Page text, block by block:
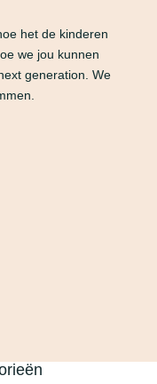
het de kinderen
we jou kunnen
generation. We